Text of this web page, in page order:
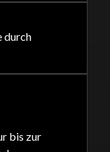
durch
bis zur